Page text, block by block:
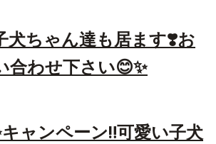
ちゃん達も居ます❣️お
合わせ下さい😊✨
キャンペーン‼️可愛い子犬